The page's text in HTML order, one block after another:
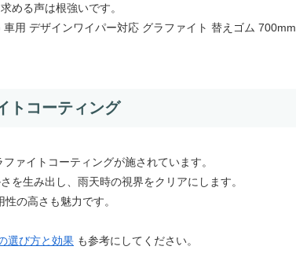
める声は根強いです。
用 デザインワイパー対応 グラファイト 替えゴム 700mm
トコーティング
ァイトコーティングが施されています。
を生み出し、雨天時の視界をクリアにします。
の高さも魅力です。
選び方と効果 も参考にしてください。